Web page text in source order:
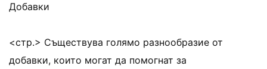
Добавки
<стр.> Съществува голямо разнообразие от
добавки, които могат да помогнат за